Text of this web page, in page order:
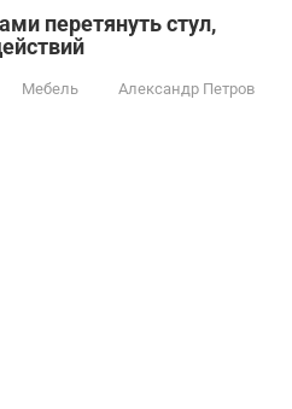
перетянуть стул,
Мебель Александр Петров